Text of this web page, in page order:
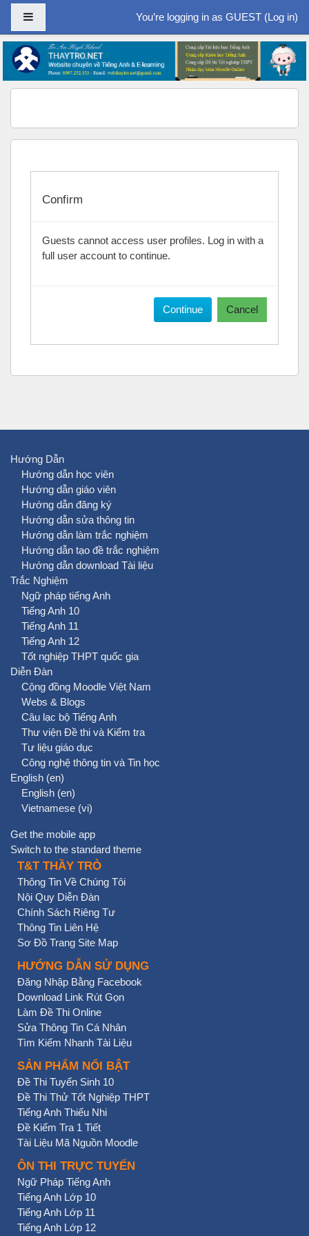
Skip to main content
You’re logging in as GUEST (Log in)
Confirm
Guests cannot access user profiles. Log in with a
full user account to continue.
Continue Cancel
Hướng Dẫn
Hướng dẫn học viên
Hướng dẫn giáo viên
Hướng dẫn đăng ký
Hướng dẫn sửa thông tin
Hướng dẫn làm trắc nghiệm
Hướng dẫn tạo đề trắc nghiệm
Hướng dẫn download Tài liệu
Trắc Nghiệm
Ngữ pháp tiếng Anh
Tiếng Anh 10
Tiếng Anh 11
Tiếng Anh 12
Tốt nghiệp THPT quốc gia
Diễn Đàn
Cộng đồng Moodle Việt Nam
Webs & Blogs
Câu lạc bộ Tiếng Anh
Thư viện Đề thi và Kiểm tra
Tư liệu giáo dục
Công nghệ thông tin và Tin học
English ‎(en)‎
English ‎(en)‎
Vietnamese ‎(vi)‎
Get the mobile app
Switch to the standard theme
T&T THẦY TRÒ
Thông Tin Về Chúng Tôi
Nội Quy Diễn Đàn
Chính Sách Riêng Tư
Thông Tin Liên Hệ
Sơ Đồ Trang Site Map
HƯỚNG DẪN SỬ DỤNG
Đăng Nhập Bằng Facebook
Download Link Rút Gọn
Làm Đề Thi Online
Sửa Thông Tin Cá Nhân
Tìm Kiếm Nhanh Tài Liệu
SẢN PHẨM NỔI BẬT
Đề Thi Tuyển Sinh 10
Đề Thi Thử Tốt Nghiệp THPT
Tiếng Anh Thiếu Nhi
Đề Kiểm Tra 1 Tiết
Tài Liệu Mã Nguồn Moodle
ÔN THI TRỰC TUYẾN
Ngữ Pháp Tiếng Anh
Tiếng Anh Lớp 10
Tiếng Anh Lớp 11
Tiếng Anh Lớp 12